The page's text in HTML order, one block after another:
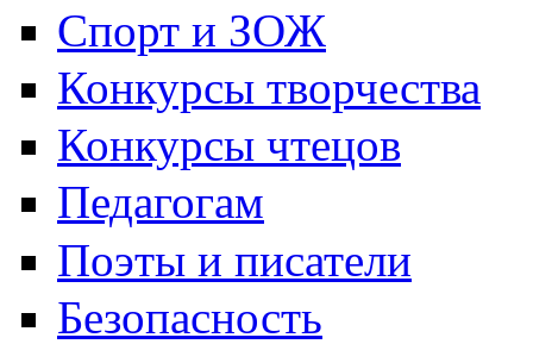
Спорт и ЗОЖ
Конкурсы творчества
Конкурсы чтецов
Педагогам
Поэты и писатели
Безопасность